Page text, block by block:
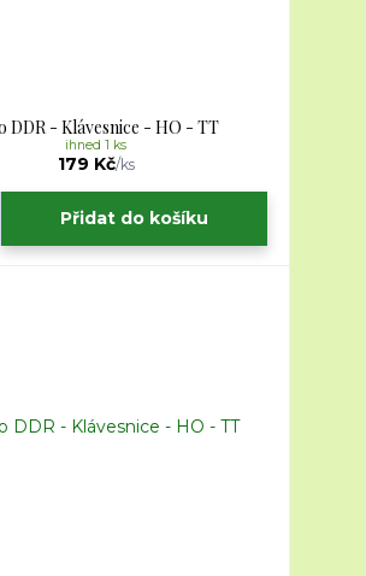
DDR - Klávesnice - HO - TT
179 Kč/ks
ihned 1 ks
Přidat do košíku